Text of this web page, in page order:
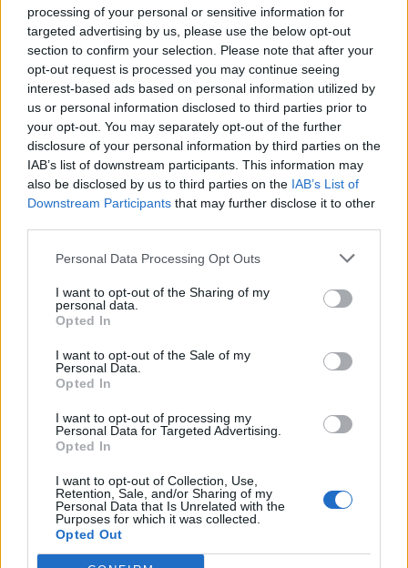
processing of your personal or sensitive information for
targeted advertising by us, please use the below opt-out
section to confirm your selection. Please note that after your
opt-out request is processed you may continue seeing
interest-based ads based on personal information utilized by
us or personal information disclosed to third parties prior to
your opt-out. You may separately opt-out of the further
disclosure of your personal information by third parties on the
IAB’s list of downstream participants. This information may
also be disclosed by us to third parties on the IAB’s List of
Downstream Participants that may further disclose it to other
Personal Data Processing Opt Outs
I want to opt-out of the Sharing of my
personal data.
Opted In
I want to opt-out of the Sale of my
Personal Data.
Opted In
I want to opt-out of processing my
Personal Data for Targeted Advertising.
Opted In
I want to opt-out of Collection, Use,
Retention, Sale, and/or Sharing of my
Personal Data that Is Unrelated with the
Purposes for which it was collected.
Opted Out
ponerl
Liebste Muckel,
es hätte doch nicht pressiert.
Vielen lieben Dank. Es ist wunderschön und freut mich
riesig.
16 Mai 2026
Breckie,lissy_kind,Nunukund1 weiteren Person gefällt dies.
fairy69
Colonel des Forums
Hallo liebe Muckel,
hätte gerne Muster 2205. Vielen Dank
Nunuk,Breckieundmuckel6666gefällt dies.